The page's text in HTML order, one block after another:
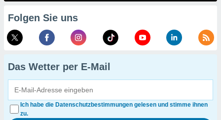
Folgen Sie uns
Das Wetter per E-Mail
Ich habe die Datenschutzbestimmungen gelesen und stimme ihnen
zu.